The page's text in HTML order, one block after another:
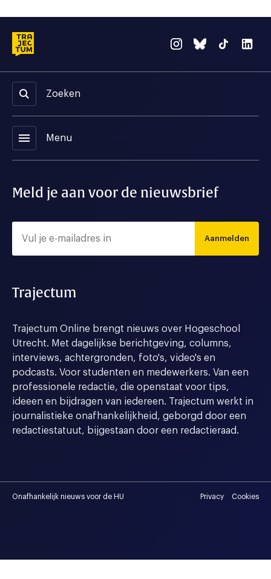
Zoeken
menu Menu
Meld je aan voor de nieuwsbrief
Aanmelden
Trajectum
Trajectum Online brengt nieuws over Hogeschool
Utrecht. Met dagelijkse berichtgeving, columns,
interviews, achtergronden, foto's, video's en
podcasts. Voor studenten en medewerkers. Van een
professionele redactie, die openstaat voor tips,
ideeen en bijdragen van iedereen. Trajectum werkt in
journalistieke onafhankelijkheid, geborgd door een
redactiestatuut, bijgestaan door een redactieraad.
Onafhankelijk nieuws voor de HU Privacy Cookies